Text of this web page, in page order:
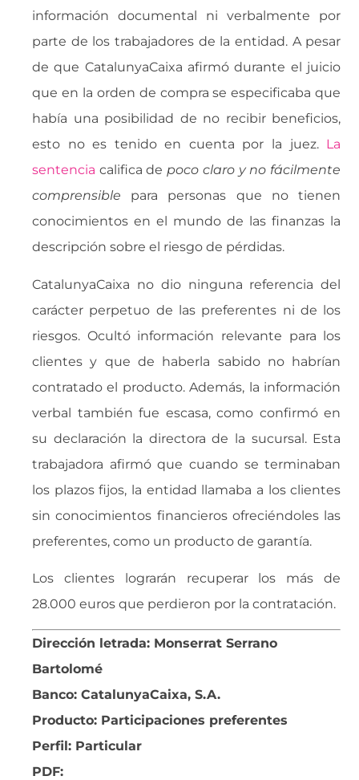
información documental ni verbalmente por
parte de los trabajadores de la entidad. A pesar
de que CatalunyaCaixa afirmó durante el juicio
que en la orden de compra se especificaba que
había una posibilidad de no recibir beneficios,
esto no es tenido en cuenta por la juez. La
sentencia califica de poco claro y no fácilmente
comprensible  para personas que no tienen
conocimientos en el mundo de las finanzas la
descripción sobre el riesgo de pérdidas.
CatalunyaCaixa no dio ninguna referencia del
carácter perpetuo de las preferentes ni de los
riesgos. Ocultó información relevante para los
clientes y que de haberla sabido no habrían
contratado el producto. Además, la información
verbal también fue escasa, como confirmó en
su declaración la directora de la sucursal. Esta
trabajadora afirmó que cuando se terminaban
los plazos fijos, la entidad llamaba a los clientes
sin conocimientos financieros ofreciéndoles las
preferentes, como un producto de garantía.
Los clientes lograrán recuperar los más de
28.000 euros que perdieron por la contratación.
Dirección letrada: Monserrat Serrano
Bartolomé
Banco: CatalunyaCaixa, S.A.
Producto: Participaciones preferentes
Perfil: Particular
PDF: